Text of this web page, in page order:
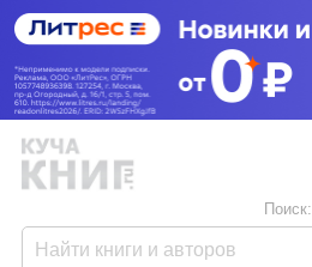
Поиск: